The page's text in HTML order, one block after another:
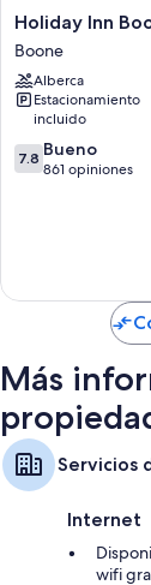
Las 77
calidad y espacio
wifi gratis y aire
positiva la limpieza
Otros de los
Baños con
Televisiones
Holiday
Inn
Boone
-
University
Area
by
IHG
Holiday Inn
Boone
Alberca
Estacionamiento
incluido
7.8
de
7.8 Bueno
861 opiniones
Más
Servicios
Internet
wifi